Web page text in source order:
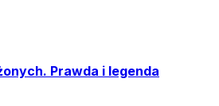
Prawda i legenda